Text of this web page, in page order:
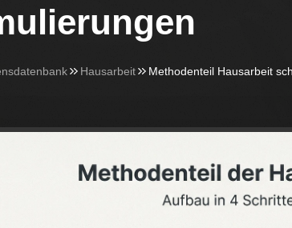
Hausarbeit Methodenteil Hausarbeit